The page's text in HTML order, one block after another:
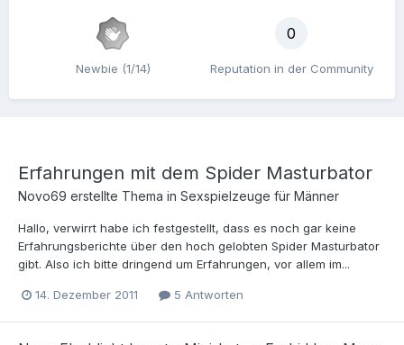
Newbie (1/14)
0
Reputation in der Community
Erfahrungen mit dem Spider Masturbator
Novo69 erstellte Thema in Sexspielzeuge für Männer
Hallo, verwirrt habe ich festgestellt, dass es noch gar keine
Erfahrungsberichte über den hoch gelobten Spider Masturbator
gibt. Also ich bitte dringend um Erfahrungen, vor allem im...
14. Dezember 2011 5 Antworten